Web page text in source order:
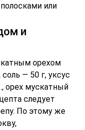
или
и
орехом
— 50 г, уксус
орех мускатный
следует
По этому же